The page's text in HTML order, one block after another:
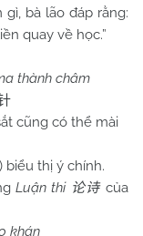
gì, bà lão đáp rằng:
quay về học.”
thành châm
cũng có thể mài
biểu thị ý chính.
Luận thi 论诗của
khán